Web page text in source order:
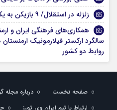
زلزله در استقلال/ ۹ بازیکن به یکباره رفتند
همکاری‌های فرهنگی ایران و
سالگرد ارکستر فیلارمونیک
روابط دو کشور
صفحه نخست
درباره مجله
ارتباط با تیم ایران وی تورز